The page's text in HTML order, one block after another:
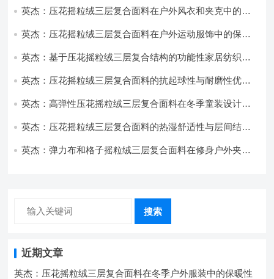
英杰：压花摇粒绒三层复合面料在户外风衣和夹克中的应
英杰：压花摇粒绒三层复合面料在户外运动服饰中的保暖
英杰：基于压花摇粒绒三层复合结构的功能性家居纺织品
英杰：压花摇粒绒三层复合面料的抗起球性与耐磨性优化
英杰：高弹性压花摇粒绒三层复合面料在冬季童装设计中
英杰：压花摇粒绒三层复合面料的热湿舒适性与层间结合
英杰：弹力布和格子摇粒绒三层复合面料在修身户外夹克
搜索
近期文章
英杰：压花摇粒绒三层复合面料在冬季户外服装中的保暖性